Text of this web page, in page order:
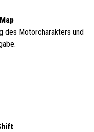
des Motorcharakters und